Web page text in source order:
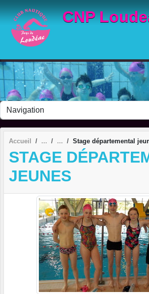
CNP
Accueil Stage départemental
STAGE
JEUNES